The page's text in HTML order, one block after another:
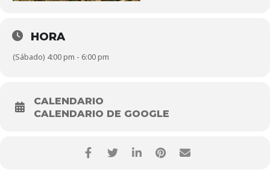
HORA
(Sábado) 4:00 pm - 6:00 pm
CALENDARIO
CALENDARIO DE GOOGLE